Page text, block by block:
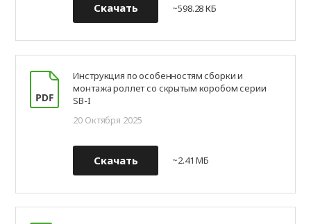
Скачать ~598.28 КБ
Инструкция по особенностям сборки и
монтажа роллет со скрытым коробом серии
SB-I
20 Октября 2025
Скачать ~2.41 МБ